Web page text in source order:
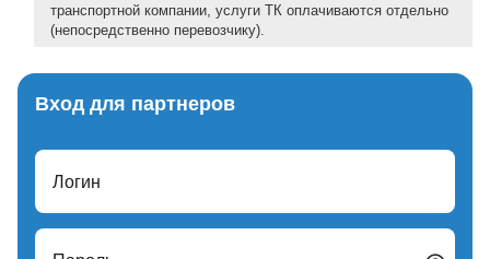
транспортной компании, услуги ТК оплачиваются отдельно
(непосредственно перевозчику).
Вход для партнеров
Логин